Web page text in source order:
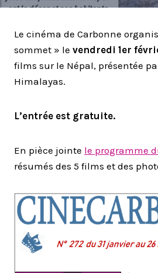
Le cinéma de Carbonne
sommet » le vendredi 1er
films sur le Népal, présentée
Himalayas.
L’entrée est gratuite.
En pièce jointe le programme
résumés des 5 films et des